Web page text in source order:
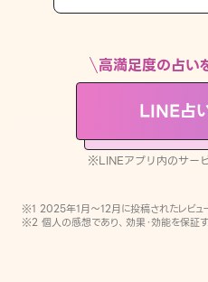
LINE占いを開く
※LINEアプリ内のサービスページへ遷移します
高満足度の占い
LINE占
※LINEアプリ内のサー
※1 2025年1月〜12月に投稿されたレビュ
※2 個人の感想であり、効果・効能を保証